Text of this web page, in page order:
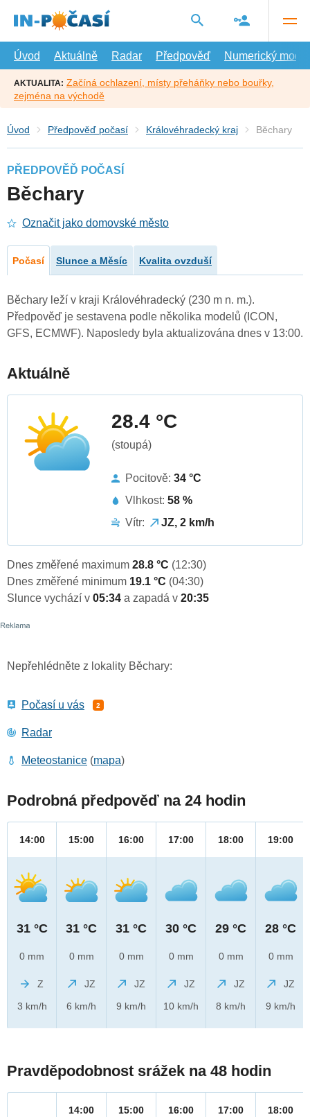
hlavní
Úvod
Aktuálně Radar Předpověď Numerický model
AKTUALITA: Začíná ochlazení, místy přeháňky nebo bouřky,
zejména na východě
Úvod Předpověď počasí Královéhradecký kraj Běchary
PŘEDPOVĚĎ POČASÍ
Běchary
Označit jako domovské město
Počasí Slunce a Měsíc Kvalita ovzduší
Běchary leží v kraji Královéhradecký (230 m n. m.).
Předpověď je sestavena podle několika modelů (ICON,
GFS, ECMWF). Naposledy byla aktualizována dnes v 13:00.
Aktuálně
28.4 °C
(stoupá)
Pocitově: 34 °C
Vlhkost: 58 %
Vítr:
JZ, 2 km/h
Dnes změřené maximum 28.8 °C (12:30)
Dnes změřené minimum 19.1 °C (04:30)
Slunce vychází v 05:34 a zapadá v 20:35
Nepřehlédněte z lokality Běchary:
Počasí u vás 2
Radar
Meteostanice (mapa)
Podrobná předpověď na 24 hodin
14:00
31 °C
0 mm
Z
3 km/h
15:00
31 °C
0 mm
JZ
6 km/h
16:00
31 °C
0 mm
JZ
9 km/h
17:00
30 °C
0 mm
JZ
10 km/h
18:00
29 °C
0 mm
JZ
8 km/h
19:00
28 °C
0 mm
JZ
9 km/h
Pravděpodobnost srážek na 48 hodin
14:00
15:00
16:00
17:00
18:00